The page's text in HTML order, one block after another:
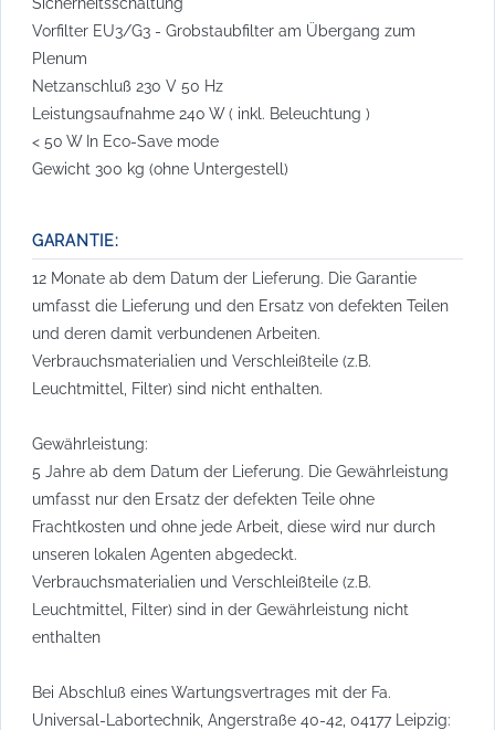
Vorfilter EU3/G3 - Grobstaubfilter am Übergang zum
Plenum
Netzanschluß 230 V 50 Hz
Leistungsaufnahme 240 W ( inkl. Beleuchtung )
< 50 W In Eco-Save mode
Gewicht 300 kg (ohne Untergestell)
GARANTIE:
12 Monate ab dem Datum der Lieferung. Die Garantie
umfasst die Lieferung und den Ersatz von defekten Teilen
und deren damit verbundenen Arbeiten.
Verbrauchsmaterialien und Verschleißteile (z.B.
Leuchtmittel, Filter) sind nicht enthalten.
Gewährleistung:
5 Jahre ab dem Datum der Lieferung. Die Gewährleistung
umfasst nur den Ersatz der defekten Teile ohne
Frachtkosten und ohne jede Arbeit, diese wird nur durch
unseren lokalen Agenten abgedeckt.
Verbrauchsmaterialien und Verschleißteile (z.B.
Leuchtmittel, Filter) sind in der Gewährleistung nicht
enthalten
Bei Abschluß eines Wartungsvertrages mit der Fa.
Universal-Labortechnik, Angerstraße 40-42, 04177 Leipzig: